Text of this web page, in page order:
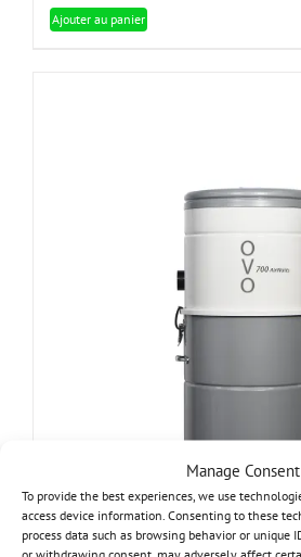
Manage Consent
To provide the best experiences, we use
access device information. Consenting to these
process data such as browsing behavior or unique
or withdrawing consent, may adversely affect
Ajouter au panier
OVO 700 Airwatts, Système
Central Hybride, 25L / 6,6